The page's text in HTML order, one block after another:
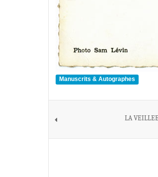
Manuscrits & Autographes
LA